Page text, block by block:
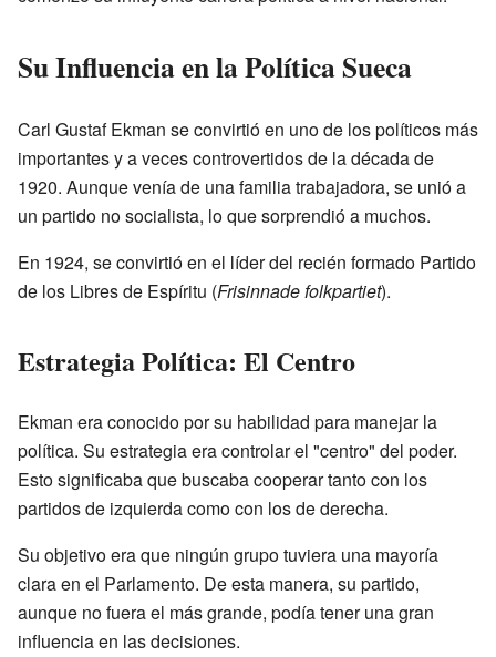
Su Influencia en la Política Sueca
Carl Gustaf Ekman se convirtió en uno de los políticos más
importantes y a veces controvertidos de la década de
1920. Aunque venía de una familia trabajadora, se unió a
un partido no socialista, lo que sorprendió a muchos.
En 1924, se convirtió en el líder del recién formado Partido
de los Libres de Espíritu (Frisinnade folkpartiet).
Estrategia Política: El Centro
Ekman era conocido por su habilidad para manejar la
política. Su estrategia era controlar el "centro" del poder.
Esto significaba que buscaba cooperar tanto con los
partidos de izquierda como con los de derecha.
Su objetivo era que ningún grupo tuviera una mayoría
clara en el Parlamento. De esta manera, su partido,
aunque no fuera el más grande, podía tener una gran
influencia en las decisiones.